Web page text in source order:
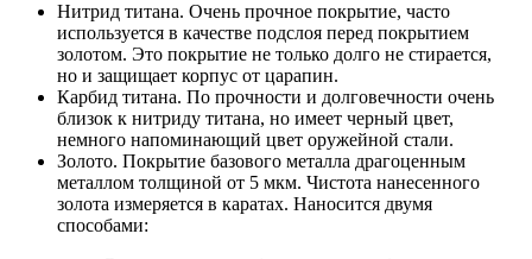
Нитрид титана. Очень прочное покрытие, часто
используется в качестве подслоя перед покрытием
золотом. Это покрытие не только долго не стирается,
но и защищает корпус от царапин.
Карбид титана. По прочности и долговечности очень
близок к нитриду титана, но имеет черный цвет,
немного напоминающий цвет оружейной стали.
Золото. Покрытие базового металла драгоценным
металлом толщиной от 5 мкм. Чистота нанесенного
золота измеряется в каратах. Наносится двумя
способами: